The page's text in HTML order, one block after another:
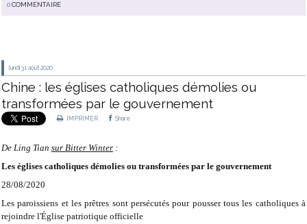
0COMMENTAIRE
lundi 31 août 2020
Chine : les églises catholiques démolies ou
transformées par le gouvernement
IMPRIMER Share
De Ling Tian sur Bitter Winter :
Les églises catholiques démolies ou transformées par le gouvernement
28/08/2020
Les paroissiens et les prêtres sont persécutés pour pousser tous les catholiques à
rejoindre l'Église patriotique officielle